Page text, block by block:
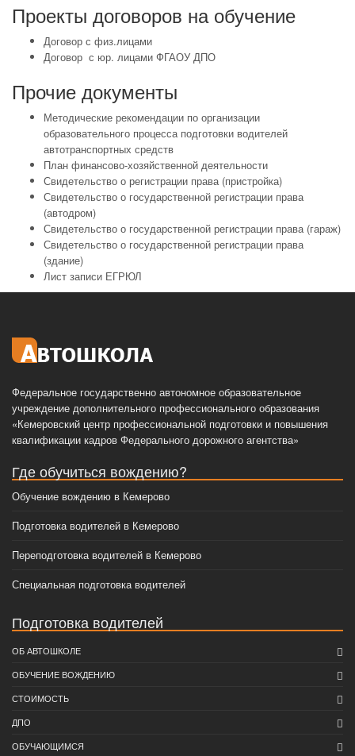
Проекты договоров на обучение
Договор с физ.лицами
Договор с юр. лицами ФГАОУ ДПО
Прочие документы
Методические рекомендации по организации
образовательного процесса подготовки водителей
автотранспортных средств
План финансово-хозяйственной деятельности
Свидетельство о регистрации права (пристройка)
Свидетельство о государственной регистрации права
(автодром)
Свидетельство о государственной регистрации права (гараж)
Свидетельство о государственной регистрации права
(здание)
Лист записи ЕГРЮЛ
Федеральное государственно автономное образовательное
учреждение дополнительного профессионального образования
«Кемеровский центр профессиональной подготовки и повышения
квалификации кадров Федерального дорожного агентства»
Где обучиться вождению?
Обучение вождению в Кемерово
Подготовка водителей в Кемерово
Переподготовка водителей в Кемерово
Специальная подготовка водителей
Подготовка водителей
ОБ АВТОШКОЛЕ
ОБУЧЕНИЕ ВОЖДЕНИЮ
СТОИМОСТЬ
ДПО
ОБУЧАЮЩИМСЯ